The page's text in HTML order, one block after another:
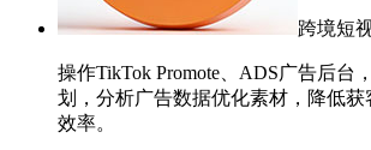
跨境短
操作TikTok Promote、ADS广告后台
划，分析广告数据优化素材，降低
效率。